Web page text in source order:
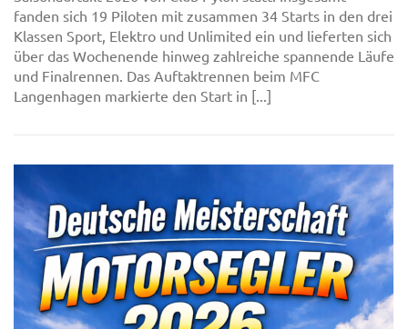
fanden sich 19 Piloten mit zusammen 34 Starts in den drei
Klassen Sport, Elektro und Unlimited ein und lieferten sich
über das Wochenende hinweg zahlreiche spannende Läufe
und Finalrennen. Das Auftaktrennen beim MFC
Langenhagen markierte den Start in [...]